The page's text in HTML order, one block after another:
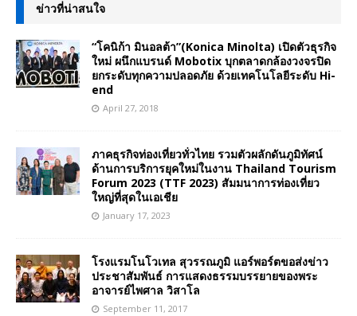
ข่าวที่น่าสนใจ
“โคนิก้า มินอลต้า”(Konica Minolta) เปิดตัวธุรกิจ
ใหม่ ผนึกแบรนด์ Mobotix บุกตลาดกล้องวงจรปิด
ยกระดับทุกความปลอดภัย ด้วยเทคโนโลยีระดับ Hi-
end
April 27, 2018
ภาคธุรกิจท่องเที่ยวทั่วไทย รวมตัวผลักดันภูมิทัศน์
ด้านการบริการยุคใหม่ในงาน Thailand Tourism
Forum 2023 (TTF 2023) สัมมนาการท่องเที่ยว
ใหญ่ที่สุดในเอเชีย
January 17, 2023
โรงแรมโนโวเทล สุวรรณภูมิ แอร์พอร์ตขอส่งข่าว
ประชาสัมพันธ์ การแสดงธรรมบรรยายของพระ
อาจารย์ไพศาล วิสาโล
September 11, 2017